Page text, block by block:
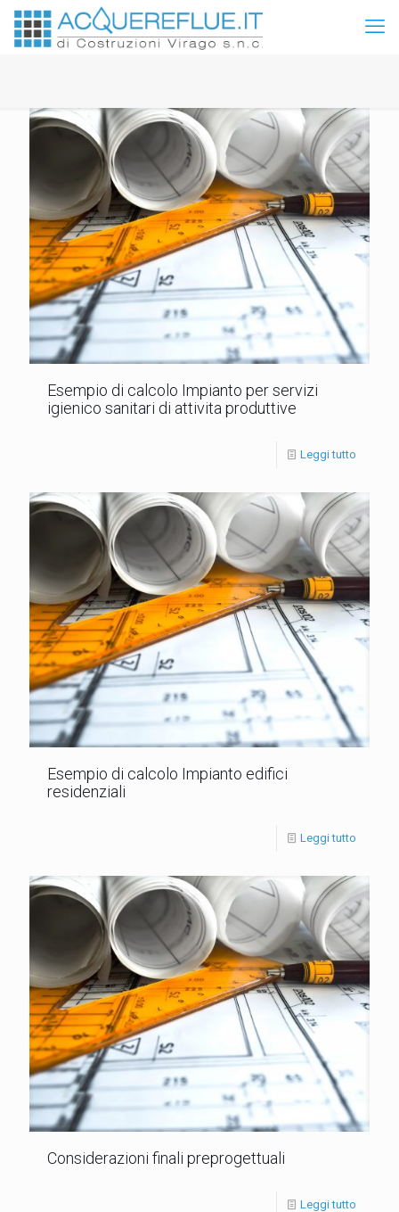
Esempio di calcolo Impianto per servizi
igienico sanitari di attivita produttive
Leggi tutto
Esempio di calcolo Impianto edifici
residenziali
Leggi tutto
Considerazioni finali preprogettuali
Leggi tutto